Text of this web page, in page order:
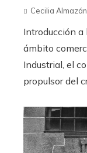
Cecilia Almazán
Introducción
ámbito
Industrial, el
propulsor del